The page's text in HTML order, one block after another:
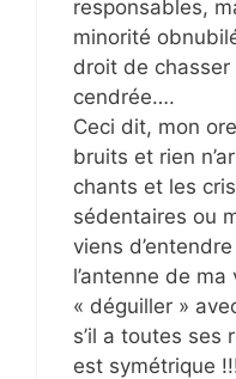
responsables,
minorité
droit de
cendrée….
Ceci dit, mon
bruits et rien
chants et les
sédentaires ou
viens
l’antenne de
« déguiller »
s’il a toutes ses
est symétrique